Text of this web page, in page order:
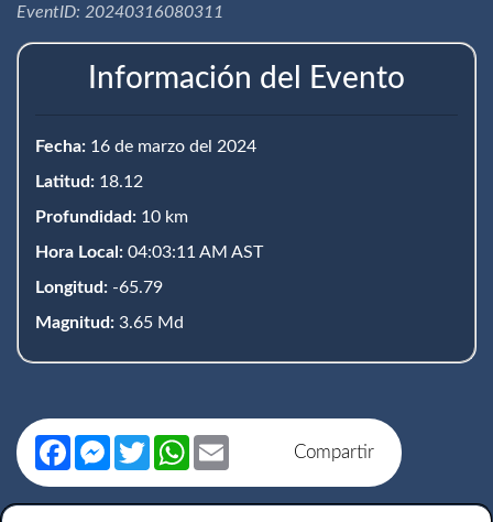
EventID: 20240316080311
Información del Evento
Fecha: 16 de marzo del 2024
Latitud: 18.12
Profundidad: 10 km
Hora Local: 04:03:11 AM AST
Longitud: -65.79
Magnitud: 3.65 Md
Compartir
FacebookMessenger
TwitterWhatsApp